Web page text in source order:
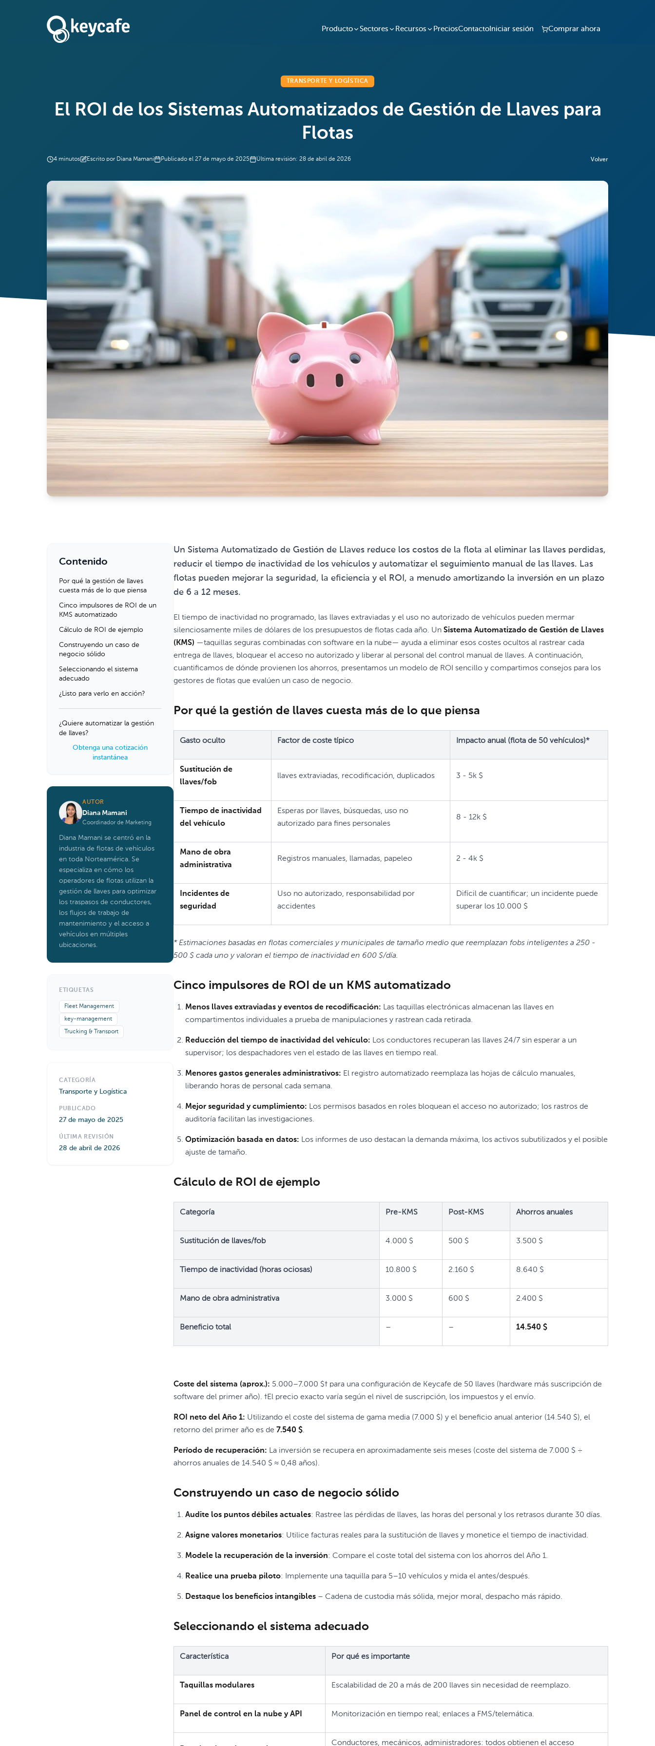
Producto Sectores Recursos PreciosContacto Iniciar sesión Comprar ahora
TRANSPORTE Y LOGÍSTICA
El ROI de los Sistemas Automatizados de Gestión de Llaves para
Flotas
4 minutos Escrito por Diana Mamani Publicado el 27 de mayo de 2025 Última revisión: 28 de abril de 2026 Volver
Contenido
Por qué la gestión de llaves
cuesta más de lo que piensa
Cinco impulsores de ROI de un
KMS automatizado
Cálculo de ROI de ejemplo
Construyendo un caso de
negocio sólido
Seleccionando el sistema
adecuado
¿Listo para verlo en acción?
¿Quiere automatizar la gestión
de llaves?
Obtenga una cotización
instantánea
AUTOR
Diana Mamani
Coordinador de Marketing
Diana Mamani se centró en la
industria de flotas de vehículos
en toda Norteamérica. Se
especializa en cómo los
operadores de flotas utilizan la
gestión de llaves para optimizar
los traspasos de conductores,
los flujos de trabajo de
mantenimiento y el acceso a
vehículos en múltiples
ubicaciones.
ETIQUETAS
Fleet Management
key-management
Trucking & Transport
CATEGORÍA
Transporte y Logística
PUBLICADO
27 de mayo de 2025
ÚLTIMA REVISIÓN
28 de abril de 2026
Un Sistema Automatizado de Gestión de Llaves reduce los costos de la flota al eliminar las llaves perdidas,
reducir el tiempo de inactividad de los vehículos y automatizar el seguimiento manual de las llaves. Las
flotas pueden mejorar la seguridad, la eficiencia y el ROI, a menudo amortizando la inversión en un plazo
de 6 a 12 meses.
El tiempo de inactividad no programado, las llaves extraviadas y el uso no autorizado de vehículos pueden mermar
silenciosamente miles de dólares de los presupuestos de flotas cada año. Un Sistema Automatizado de Gestión de Llaves
(KMS) —taquillas seguras combinadas con software en la nube— ayuda a eliminar esos costes ocultos al rastrear cada
entrega de llaves, bloquear el acceso no autorizado y liberar al personal del control manual de llaves. A continuación,
cuantificamos de dónde provienen los ahorros, presentamos un modelo de ROI sencillo y compartimos consejos para los
gestores de flotas que evalúen un caso de negocio.
Por qué la gestión de llaves cuesta más de lo que piensa
Gasto oculto Factor de coste típico Impacto anual (flota de 50 vehículos)*
Sustitución de
llaves/fob
llaves extraviadas, recodificación, duplicados 3 - 5k $
Tiempo de inactividad
del vehículo
Esperas por llaves, búsquedas, uso no
autorizado para fines personales
8 - 12k $
Mano de obra
administrativa
Registros manuales, llamadas, papeleo 2 - 4k $
Incidentes de
seguridad
Uso no autorizado, responsabilidad por
accidentes
Difícil de cuantificar; un incidente puede
superar los 10.000 $
* Estimaciones basadas en flotas comerciales y municipales de tamaño medio que reemplazan fobs inteligentes a 250 -
500 $ cada uno y valoran el tiempo de inactividad en 600 $/día.
Cinco impulsores de ROI de un KMS automatizado
Menos llaves extraviadas y eventos de recodificación: Las taquillas electrónicas almacenan las llaves en
compartimentos individuales a prueba de manipulaciones y rastrean cada retirada.
Reducción del tiempo de inactividad del vehículo: Los conductores recuperan las llaves 24/7 sin esperar a un
supervisor; los despachadores ven el estado de las llaves en tiempo real.
Menores gastos generales administrativos: El registro automatizado reemplaza las hojas de cálculo manuales,
liberando horas de personal cada semana.
Mejor seguridad y cumplimiento: Los permisos basados en roles bloquean el acceso no autorizado; los rastros de
auditoría facilitan las investigaciones.
Optimización basada en datos: Los informes de uso destacan la demanda máxima, los activos subutilizados y el posible
ajuste de tamaño.
Cálculo de ROI de ejemplo
Categoría Pre-KMS Post-KMS Ahorros anuales
Sustitución de llaves/fob 4.000 $ 500 $ 3.500 $
Tiempo de inactividad (horas ociosas) 10.800 $ 2.160 $ 8.640 $
Mano de obra administrativa 3.000 $ 600 $ 2.400 $
Beneficio total – – 14.540 $
Coste del sistema (aprox.): 5.000–7.000 $† para una configuración de Keycafe de 50 llaves (hardware más suscripción de
software del primer año). †El precio exacto varía según el nivel de suscripción, los impuestos y el envío.
ROI neto del Año 1: Utilizando el coste del sistema de gama media (7.000 $) y el beneficio anual anterior (14.540 $), el
retorno del primer año es de 7.540 $.
Período de recuperación: La inversión se recupera en aproximadamente seis meses (coste del sistema de 7.000 $ ÷
ahorros anuales de 14.540 $ ≈ 0,48 años).
Construyendo un caso de negocio sólido
Audite los puntos débiles actuales: Rastree las pérdidas de llaves, las horas del personal y los retrasos durante 30 días.
Asigne valores monetarios: Utilice facturas reales para la sustitución de llaves y monetice el tiempo de inactividad.
Modele la recuperación de la inversión: Compare el coste total del sistema con los ahorros del Año 1.
Realice una prueba piloto: Implemente una taquilla para 5–10 vehículos y mida el antes/después.
Destaque los beneficios intangibles – Cadena de custodia más sólida, mejor moral, despacho más rápido.
Seleccionando el sistema adecuado
Característica Por qué es importante
Taquillas modulares Escalabilidad de 20 a más de 200 llaves sin necesidad de reemplazo.
Panel de control en la nube y API Monitorización en tiempo real; enlaces a FMS/telemática.
Conductores, mecánicos, administradores: todos obtienen el acceso